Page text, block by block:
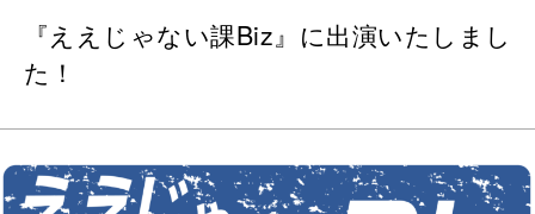
『ええじゃない課Biz』に出演いたしまし
た！